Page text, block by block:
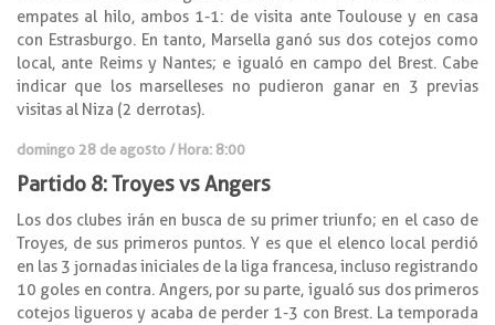
empates al hilo, ambos 1-1: de visita ante Toulouse y en casa
con Estrasburgo. En tanto, Marsella ganó sus dos cotejos como
local, ante Reims y Nantes; e igualó en campo del Brest. Cabe
indicar que los marselleses no pudieron ganar en 3 previas
visitas al Niza (2 derrotas).
domingo 28 de agosto / Hora: 8:00
Partido 8: Troyes vs Angers
Los dos clubes irán en busca de su primer triunfo; en el caso de
Troyes, de sus primeros puntos. Y es que el elenco local perdió
en las 3 jornadas iniciales de la liga francesa, incluso registrando
10 goles en contra. Angers, por su parte, igualó sus dos primeros
cotejos ligueros y acaba de perder 1-3 con Brest. La temporada